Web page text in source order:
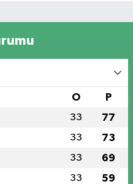
O P
33 77
33 73
33 69
33 59